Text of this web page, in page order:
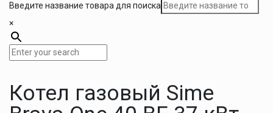
Введите название товара для поиска
×
Котел газовый Sime